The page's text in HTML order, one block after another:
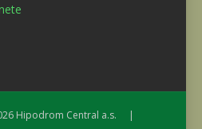
Hipodrom Central a.s. |